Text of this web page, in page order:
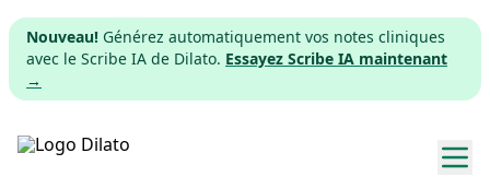
Nouveau! Générez automatiquement vos notes cliniques
avec le Scribe IA de Dilato. Essayez Scribe IA maintenant
→